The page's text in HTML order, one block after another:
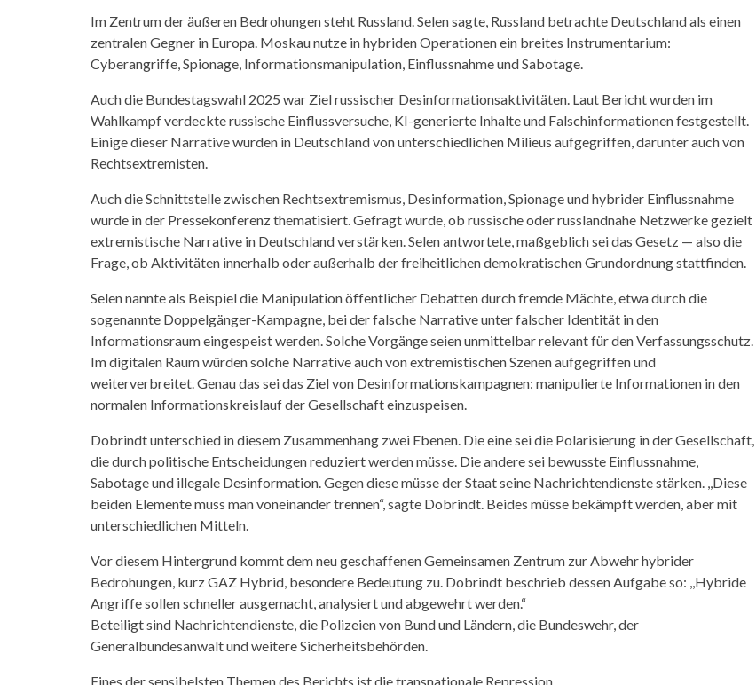
Im Zentrum der äußeren Bedrohungen steht Russland. Selen sagte, Russland betrachte Deutschland als einen
zentralen Gegner in Europa. Moskau nutze in hybriden Operationen ein breites Instrumentarium:
Cyberangriffe, Spionage, Informationsmanipulation, Einflussnahme und Sabotage.
Auch die Bundestagswahl 2025 war Ziel russischer Desinformationsaktivitäten. Laut Bericht wurden im
Wahlkampf verdeckte russische Einflussversuche, KI-generierte Inhalte und Falschinformationen festgestellt.
Einige dieser Narrative wurden in Deutschland von unterschiedlichen Milieus aufgegriffen, darunter auch von
Rechtsextremisten.
Auch die Schnittstelle zwischen Rechtsextremismus, Desinformation, Spionage und hybrider Einflussnahme
wurde in der Pressekonferenz thematisiert. Gefragt wurde, ob russische oder russlandnahe Netzwerke gezielt
extremistische Narrative in Deutschland verstärken. Selen antwortete, maßgeblich sei das Gesetz — also die
Frage, ob Aktivitäten innerhalb oder außerhalb der freiheitlichen demokratischen Grundordnung stattfinden.
Selen nannte als Beispiel die Manipulation öffentlicher Debatten durch fremde Mächte, etwa durch die
sogenannte Doppelgänger-Kampagne, bei der falsche Narrative unter falscher Identität in den
Informationsraum eingespeist werden. Solche Vorgänge seien unmittelbar relevant für den Verfassungsschutz.
Im digitalen Raum würden solche Narrative auch von extremistischen Szenen aufgegriffen und
weiterverbreitet. Genau das sei das Ziel von Desinformationskampagnen: manipulierte Informationen in den
normalen Informationskreislauf der Gesellschaft einzuspeisen.
Dobrindt unterschied in diesem Zusammenhang zwei Ebenen. Die eine sei die Polarisierung in der Gesellschaft,
die durch politische Entscheidungen reduziert werden müsse. Die andere sei bewusste Einflussnahme,
Sabotage und illegale Desinformation. Gegen diese müsse der Staat seine Nachrichtendienste stärken. ,,Diese
beiden Elemente muss man voneinander trennen“, sagte Dobrindt. Beides müsse bekämpft werden, aber mit
unterschiedlichen Mitteln.
Vor diesem Hintergrund kommt dem neu geschaffenen Gemeinsamen Zentrum zur Abwehr hybrider
Bedrohungen, kurz GAZ Hybrid, besondere Bedeutung zu. Dobrindt beschrieb dessen Aufgabe so: ,,Hybride
Angriffe sollen schneller ausgemacht, analysiert und abgewehrt werden.“
Beteiligt sind Nachrichtendienste, die Polizeien von Bund und Ländern, die Bundeswehr, der
Generalbundesanwalt und weitere Sicherheitsbehörden.
Eines der sensibelsten Themen des Berichts ist die transnationale Repression.